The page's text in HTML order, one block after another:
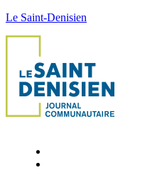
Le Saint-Denisien